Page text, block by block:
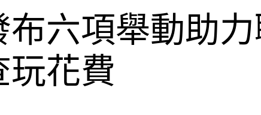
布六項舉動助
玩花費